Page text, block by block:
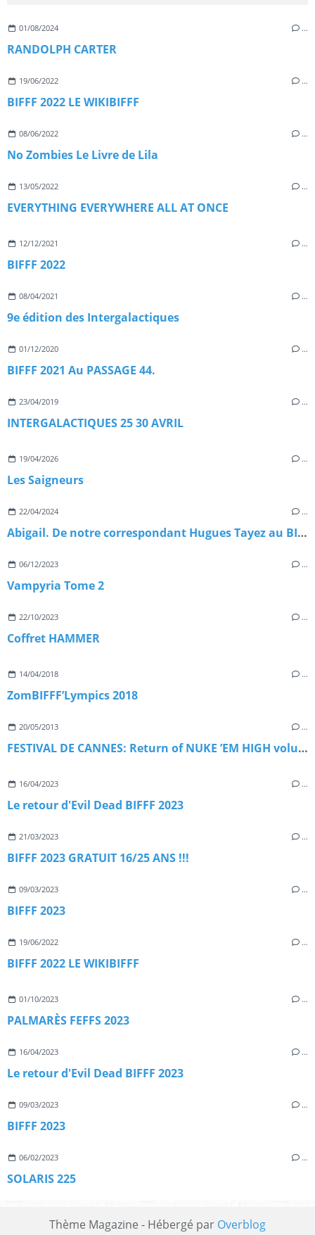
01/08/2024 …
RANDOLPH CARTER
19/06/2022 …
BIFFF 2022 LE WIKIBIFFF
08/06/2022 …
No Zombies Le Livre de Lila
13/05/2022 …
EVERYTHING EVERYWHERE ALL AT ONCE
12/12/2021 …
BIFFF 2022
08/04/2021 …
9e édition des Intergalactiques
01/12/2020 …
BIFFF 2021 Au PASSAGE 44.
23/04/2019 …
INTERGALACTIQUES 25 30 AVRIL
19/04/2026 …
Les Saigneurs
22/04/2024 …
Abigail. De notre correspondant Hugues Tayez au BIFFF 2024
06/12/2023 …
Vampyria Tome 2
22/10/2023 …
Coffret HAMMER
14/04/2018 …
ZomBIFFF’Lympics 2018
20/05/2013 …
FESTIVAL DE CANNES: Return of NUKE ’EM HIGH volume 1 (première Mondiale)
16/04/2023 …
Le retour d'Evil Dead BIFFF 2023
21/03/2023 …
BIFFF 2023 GRATUIT 16/25 ANS !!!
09/03/2023 …
BIFFF 2023
19/06/2022 …
BIFFF 2022 LE WIKIBIFFF
01/10/2023 …
PALMARÈS FEFFS 2023
16/04/2023 …
Le retour d'Evil Dead BIFFF 2023
09/03/2023 …
BIFFF 2023
06/02/2023 …
SOLARIS 225
Thème Magazine - Hébergé par Overblog